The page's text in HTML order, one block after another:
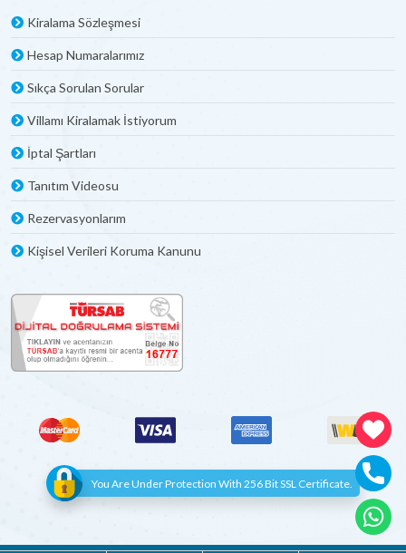
Kiralama Sözleşmesi
Hesap Numaralarımız
Sıkça Sorulan Sorular
Villamı Kiralamak İstiyorum
İptal Şartları
Tanıtım Videosu
Rezervasyonlarım
Kişisel Verileri Koruma Kanunu
You Are Under Protection With 256 Bit SSL Certificate.